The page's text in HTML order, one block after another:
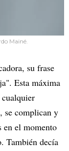
Mainé.
su frase
Esta máxima
se complican y
en el momento
También decía